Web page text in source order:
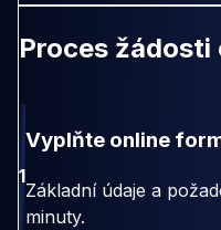
Proces žádosti
1
Vyplňte online
Základní údaje a
minuty.